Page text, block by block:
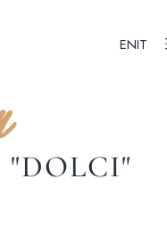
ENIT
"DOLCI"